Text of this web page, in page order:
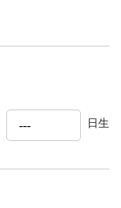
日生